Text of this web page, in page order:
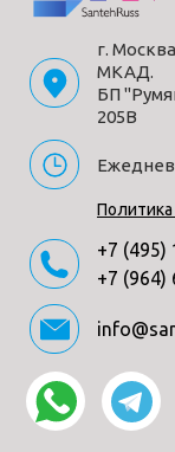
г.
МКАД.
БП
205В
+7 (495)
+7 (964)